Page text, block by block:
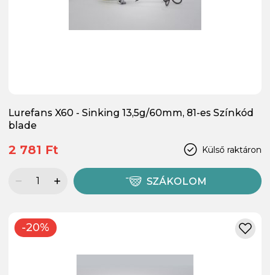
Lurefans X60 - Sinking 13,5g/60mm, 81-es Színkód
blade
Külső raktáron
2 781 Ft
SZÁKOLOM
-20%